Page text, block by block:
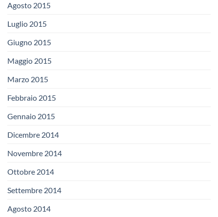
Agosto 2015
Luglio 2015
Giugno 2015
Maggio 2015
Marzo 2015
Febbraio 2015
Gennaio 2015
Dicembre 2014
Novembre 2014
Ottobre 2014
Settembre 2014
Agosto 2014